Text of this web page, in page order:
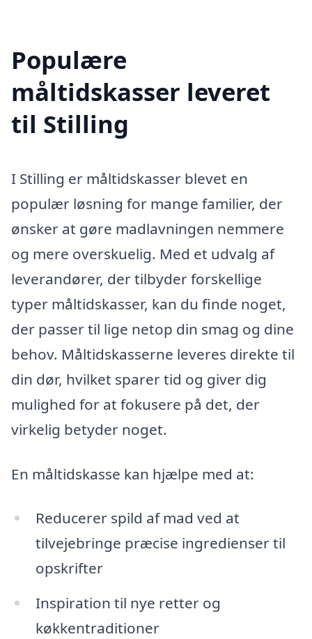
Populære
måltidskasser leveret
til Stilling
I Stilling er måltidskasser blevet en
populær løsning for mange familier, der
ønsker at gøre madlavningen nemmere
og mere overskuelig. Med et udvalg af
leverandører, der tilbyder forskellige
typer måltidskasser, kan du finde noget,
der passer til lige netop din smag og dine
behov. Måltidskasserne leveres direkte til
din dør, hvilket sparer tid og giver dig
mulighed for at fokusere på det, der
virkelig betyder noget.
En måltidskasse kan hjælpe med at:
Reducerer spild af mad ved at
tilvejebringe præcise ingredienser til
opskrifter
Inspiration til nye retter og
køkkentraditioner